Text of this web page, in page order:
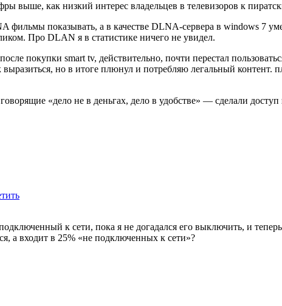
выше, как низкий интерес владельцев в телевизоров к
фильмы показывать, а в качестве DLNA-сервера в windows 7
Про DLAN я в статистике ничего не увидел.
покупки smart tv, действительно, почти перестал
но в итоге плюнул и потребляю легальный контент.
«дело не в деньгах, дело в удобстве» — сделали
к сети, пока я не догадался его выключить, и
а входит в 25% «не подключенных к сети»?